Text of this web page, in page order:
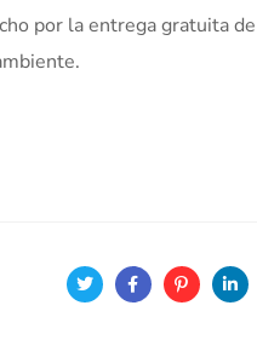
por la entrega gratuita